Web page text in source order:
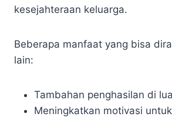
kesejahteraan keluarga.
Beberapa manfaat yang bisa
lain:
Tambahan penghasilan di
Meningkatkan motivasi